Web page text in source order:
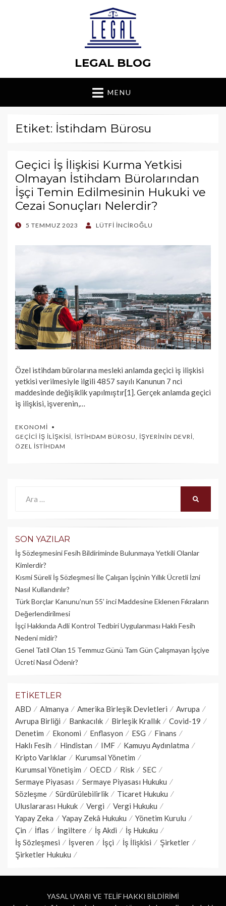
LEGAL BLOG
MENU
Etiket: İstihdam Bürosu
Geçici İş İlişkisi Kurma Yetkisi
Olmayan İstihdam Bürolarından
İşçi Temin Edilmesinin Hukuki ve
Cezai Sonuçları Nelerdir?
POSTED
5 TEMMUZ 2023 LÜTFI İNCIROĞLU
Özel istihdam bürolarına mesleki anlamda geçici iş iliş­kisi
yetkisi verilmesiyle ilgili 4857 sayılı Kanunun 7 nci
maddesinde değişik­lik yapılmıştır[1]. Gerçek anlamda geçici
iş ilişkisi, işverenin,…
EKONOMI
GEÇICI İŞ İLIŞKISI, İSTIHDAM BÜROSU, İŞYERININ DEVRI,
ÖZEL İSTIHDAM
SON YAZILAR
İş Sözleşmesini Fesih Bildiriminde Bulunmaya Yetkili Olanlar
Kimlerdir?
Kısmi Süreli İş Sözleşmesi İle Çalışan İşçinin Yıllık Üc­retli İzni
Nasıl Kullandırılır?
Türk Borçlar Kanunu’nun 55’ inci Maddesine Eklenen Fıkraların
Değerlendirilmesi
İşçi Hakkında Adli Kontrol Tedbiri Uygulanması Haklı Fesih
Nedeni midir?
Genel Tatil Olan 15 Temmuz Günü Tam Gün Çalışmayan İşçiye
Ücreti Nasıl Ödenir?
ETIKETLER
ABD Almanya Amerika Birleşik Devletleri
Avrupa
Avrupa Birliği
Bankacılık Birleşik Krallık
Covid-19
Denetim
Ekonomi Enflasyon ESG
Finans
Haklı Fesih
Hindistan IMF
Kamuyu Aydınlatma
Kripto Varlıklar
Kurumsal Yönetim
Kurumsal Yönetişim
OECD Risk
SEC
Sermaye Piyasası
Sermaye Piyasası Hukuku
Sözleşme
Sürdürülebilirlik
Ticaret Hukuku
Uluslararası Hukuk
Vergi
Vergi Hukuku
Yapay Zeka
Yapay Zekâ Hukuku
Yönetim Kurulu
Çin
İflas İngiltere İş Akdi
İş Hukuku
İş Sözleşmesi
İşveren İşçi İş İlişkisi
Şirketler
Şirketler Hukuku
YASAL UYARI VE TELİF HAKKI BİLDİRİMİ